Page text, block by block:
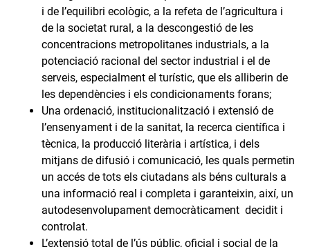
i de l’equilibri ecològic, a la refeta de l’agricultura i
de la societat rural, a la descongestió de les
concentracions metropolitanes industrials, a la
potenciació racional del sector industrial i el de
serveis, especialment el turístic, que els alliberin de
les dependències i els condicionaments forans;
Una ordenació, institucionalització i extensió de
l’ensenyament i de la sanitat, la recerca científica i
tècnica, la producció literària i artística, i dels
mitjans de difusió i comunicació, les quals permetin
un accés de tots els ciutadans als béns culturals a
una informació real i completa i garanteixin, així, un
autodesenvolupament democràticament decidit i
controlat.
L’extensió total de l’ús públic, oficial i social de la